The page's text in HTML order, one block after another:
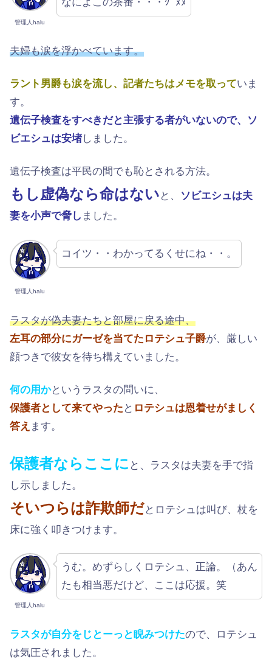
管理人halu
夫婦も涙を浮かべています。
ラント男爵も涙を流し、記者たちはメモを取っていま
す。
遺伝子検査をすべきだと主張する者がいないので、ソ
ビエシュは安堵しました。
遺伝子検査は平民の間でも恥とされる方法。
もし虚偽なら命はない と、
ソビエシュは夫
妻を小声で脅し ました。
管理人halu
コイツ・・わかってるくせにね・・。
ラスタが偽夫妻たちと部屋に戻る途中、
左耳の部分にガーゼを当てたロテシュ子爵が、厳しい
顔つきで彼女を待ち構えていました。
何の用かというラスタの問いに、
保護者として来てやった と ロテシュは恩着せがましく
答え ます。
保護者ならここに と、ラスタは夫妻を手で指
し示しました。
そいつらは詐欺師だとロテシュは叫び、杖を
床に強く叩きつけます。
管理人halu
うむ。めずらしくロテシュ、正論。（あん
たも相当悪だけど、ここは応援。笑
ラスタが自分をじとーっと睨みつけたので、ロテシュ
は気圧されました。